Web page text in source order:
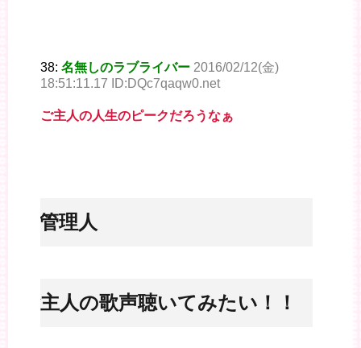
38: 名無しのラブライバー 2016/02/12(金)
18:51:11.17 ID:DQc7qaqw0.net
ご主人の人生のピークだろうなぁ
※管理人
ご主人の歌声聴いてみたい！！